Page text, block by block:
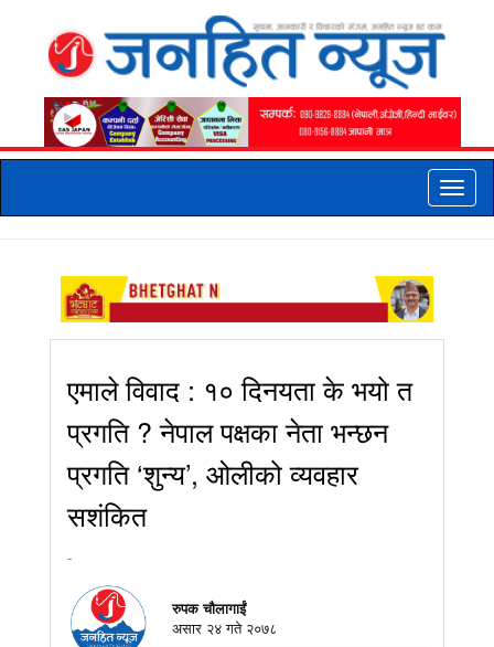
Toggle
एमाले विवाद : १० दिनयता के भयो त
प्रगति ? नेपाल पक्षका नेता भन्छन
प्रगति ‘शुन्य’, ओलीको व्यवहार
सशंकित
-
रुपक चौलागाईं
असार २४ गते २०७८